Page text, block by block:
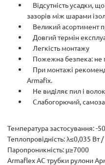
Відсутність усадки,
зазорів між шарами
Великий асортимент
Довгий термін
Легкість монтажу
Пожежна безпека: не
При монтажі
Armafix.
Не виділяє пил і
Слабогорючий,
Температура застосування: -
Теплопровідність: λ≤0,035 Вт
Паропроникність: µ≥7000
Armaflex AC трубки рулони